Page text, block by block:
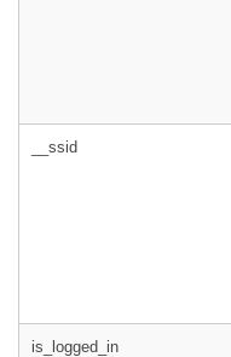
__ssid
is_logged_in